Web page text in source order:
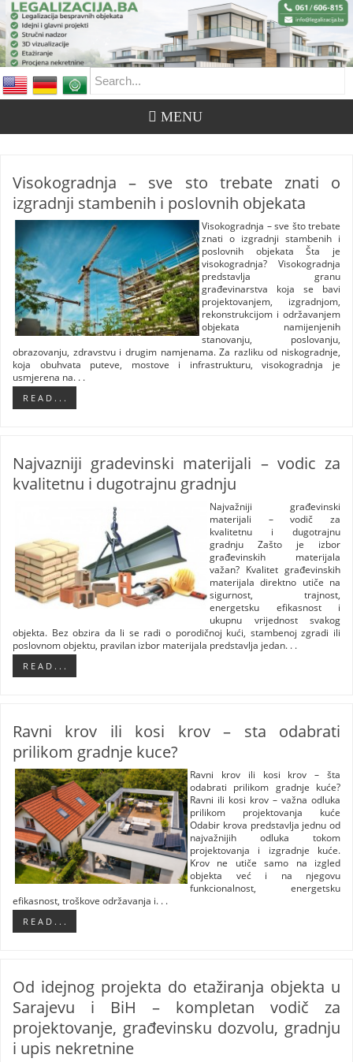
Visokogradnja – sve sto trebate znati o
izgradnji stambenih i poslovnih objekata
Visokogradnja – sve što trebate
znati o izgradnji stambenih i
poslovnih objekata Šta je
visokogradnja? Visokogradnja
predstavlja granu
građevinarstva koja se bavi
projektovanjem, izgradnjom,
rekonstrukcijom i održavanjem
objekata namijenjenih
stanovanju, poslovanju,
obrazovanju, zdravstvu i drugim namjenama. Za razliku od niskogradnje,
koja obuhvata puteve, mostove i infrastrukturu, visokogradnja je
usmjerena na. . .
R E A D . . .
Najvazniji gradevinski materijali – vodic za
kvalitetnu i dugotrajnu gradnju
Najvažniji građevinski
materijali – vodič za
kvalitetnu i dugotrajnu
gradnju Zašto je izbor
građevinskih materijala
važan? Kvalitet građevinskih
materijala direktno utiče na
sigurnost, trajnost,
energetsku efikasnost i
ukupnu vrijednost svakog
objekta. Bez obzira da li se radi o porodičnoj kući, stambenoj zgradi ili
poslovnom objektu, pravilan izbor materijala predstavlja jedan. . .
R E A D . . .
Ravni krov ili kosi krov – sta odabrati
prilikom gradnje kuce?
Ravni krov ili kosi krov – šta
odabrati prilikom gradnje kuće?
Ravni ili kosi krov – važna odluka
prilikom projektovanja kuće
Odabir krova predstavlja jednu od
najvažnijih odluka tokom
projektovanja i izgradnje kuće.
Krov ne utiče samo na izgled
objekta već i na njegovu
funkcionalnost, energetsku
efikasnost, troškove održavanja i. . .
R E A D . . .
Od idejnog projekta do etažiranja objekta u
Sarajevu i BiH – kompletan vodič za
projektovanje, građevinsku dozvolu, gradnju
i upis nekretnine